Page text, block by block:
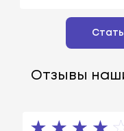
Отзывы